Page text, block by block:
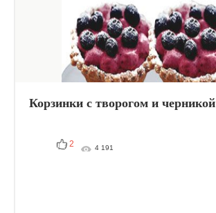
Корзинки с творогом и черникой
2 4 191